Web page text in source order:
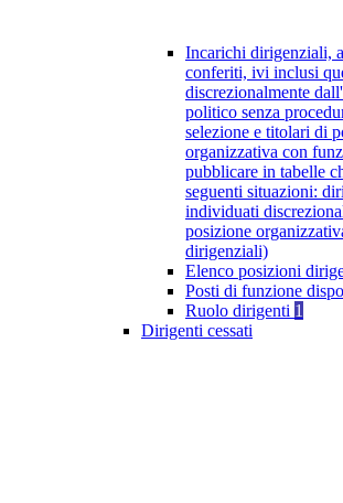
Incarichi dirigenziali,
conferiti, ivi inclusi
discrezionalmente
politico senza
selezione e titolari di
organizzativa con
pubblicare in tabelle
seguenti situazioni:
individuati
posizione
dirigenziali)
Elenco posizioni
Posti di funzione
Ruolo dirigenti 1
Dirigenti cessati